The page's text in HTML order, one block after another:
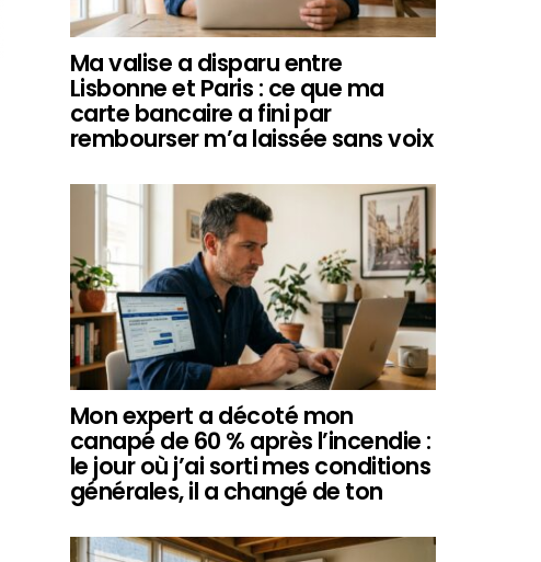
Ma valise a disparu entre
Lisbonne et Paris : ce que ma
carte bancaire a fini par
rembourser m’a laissée sans voix
Mon expert a décoté mon
canapé de 60 % après l’incendie :
le jour où j’ai sorti mes conditions
générales, il a changé de ton